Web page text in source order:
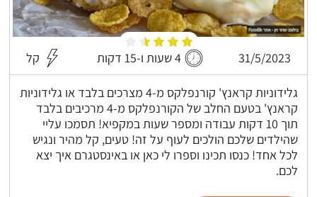
31/5/2023 4 שעות ו-15 דקות קל
גלידוניות קראנץ' קורנפלקס מ-4 מצרכים בלבד או גלידוניות
קראנץ' בטעם החלב של הקורנפלקס מ-4 מרכיבים בלבד
תוך 10 דקות עבודה ומספר שעות במקפיא! תסמכו עליי
שהילדים שלכם הולכים לעוף על זה! טעים, קל מהיר ונגיש
לכל אחד! כנסו תכינו וספרו לי כאן או באינסטגרם איך יצא
לכם.